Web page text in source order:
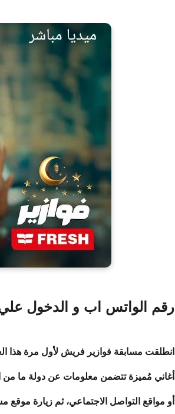
رقم ا لواتس اب و الدخول
انطلقت مسابقة فوازير فريش لأول مرة هذا العام في رمضان 2024، وحظيت باهتمام
أغاني مُميزة تتضمن معلومات عن دولة ما من
أو مواقع التواصل الاجتماعي، ثم زيارة